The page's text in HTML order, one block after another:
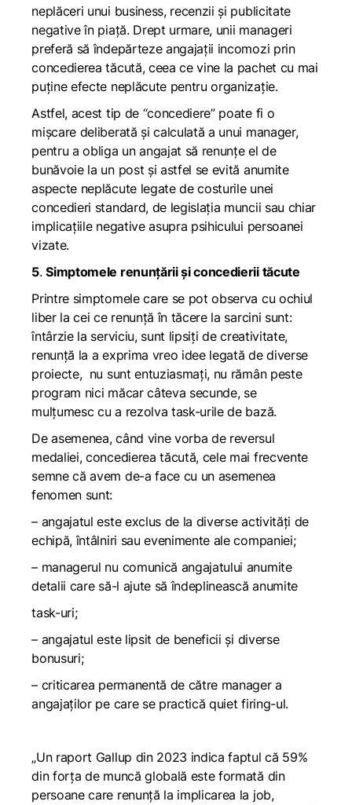
neplăceri unui business, recenzii și publicitate
negative în piață. Drept urmare, unii manageri
preferă să îndepărteze angajații incomozi prin
concedierea tăcută, ceea ce vine la pachet cu mai
puține efecte neplăcute pentru organizație.
Astfel, acest tip de “concediere” poate fi o
mișcare deliberată și calculată a unui manager,
pentru a obliga un angajat să renunțe el de
bunăvoie la un post și astfel se evită anumite
aspecte neplăcute legate de costurile unei
concedieri standard, de legislația muncii sau chiar
implicațiile negative asupra psihicului persoanei
vizate.
5.Simptomele renunțării și concedierii tăcute
Printre simptomele care se pot observa cu ochiul
liber la cei ce renunță în tăcere la sarcini sunt:
întârzie la serviciu, sunt lipsiți de creativitate,
renunță la a exprima vreo idee legată de diverse
proiecte, nu sunt entuziasmați, nu rămân peste
program nici măcar câteva secunde, se
mulțumesc cu a rezolva task-urile de bază.
De asemenea, când vine vorba de reversul
medaliei,concedierea tăcută, cele mai frecvente
semne că avem de-a face cu un asemenea
fenomen sunt:
– angajatul este exclus de la diverse activități de
echipă, întâlniri sau evenimente ale companiei;
– managerul nu comunică angajatului anumite
detalii care să-l ajute să îndeplinească anumite
task-uri;
– angajatul este lipsit de beneficii și diverse
bonusuri;
– criticarea permanentă de către manager a
angajaților pe care se practicăquiet firing-ul.
„Un raport Gallup din 2023 indica faptul că 59%
din forța de muncă globală este formată din
persoane care renunță la implicarea la job,